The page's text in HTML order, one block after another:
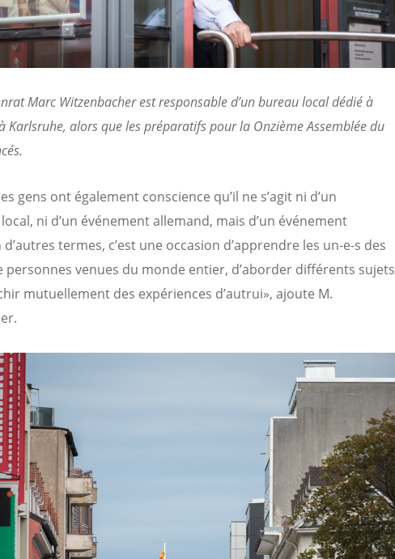
Marc Witzenbacher est responsable d’un bureau local dédié à
Karlsruhe, alors que les préparatifs pour la Onzième Assemblée du
gens ont également conscience qu’il ne s’agit ni d’un
ni d’un événement allemand, mais d’un événement
termes, c’est une occasion d’apprendre les un-e-s des
personnes venues du monde entier, d’aborder différents sujets
mutuellement des expériences d’autrui», ajoute M.